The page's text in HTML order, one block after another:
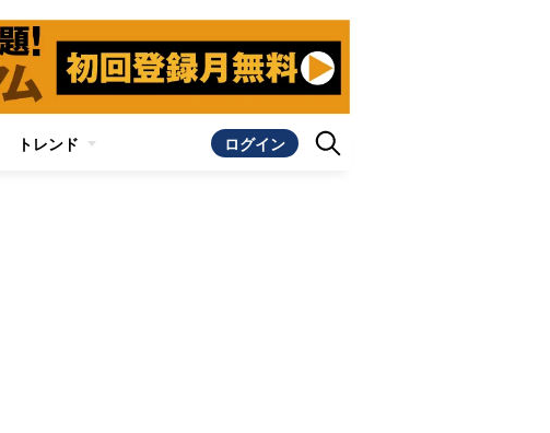
トレンド ログイン